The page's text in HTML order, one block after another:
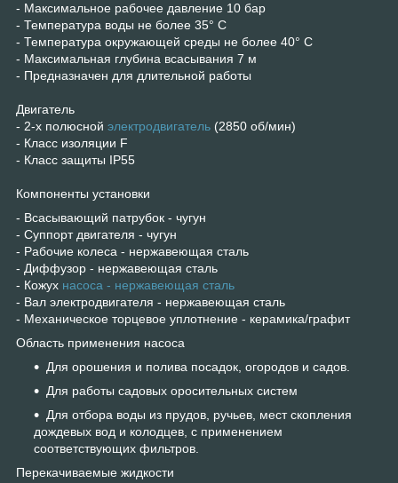
- Максимальное рабочее давление 10 бар
- Температура воды не более 35° С
- Температура окружающей среды не более 40° С
- Максимальная глубина всасывания 7 м
- Предназначен для длительной работы
Двигатель
- 2-х полюсной электродвигатель (2850 об/мин)
- Класс изоляции F
- Класс защиты IP55
Компоненты установки
- Всасывающий патрубок - чугун
- Суппорт двигателя - чугун
- Рабочие колеса - нержавеющая сталь
- Диффузор - нержавеющая сталь
- Кожух насоса - нержавеющая сталь
- Вал электродвигателя - нержавеющая сталь
- Механическое торцевое уплотнение - керамика/графит
Область применения насоса
Для орошения и полива посадок, огородов и садов.
Для работы садовых оросительных систем
Для отбора воды из прудов, ручьев, мест скопления
дождевых вод и колодцев, с применением
соответствующих фильтров.
Перекачиваемые жидкости